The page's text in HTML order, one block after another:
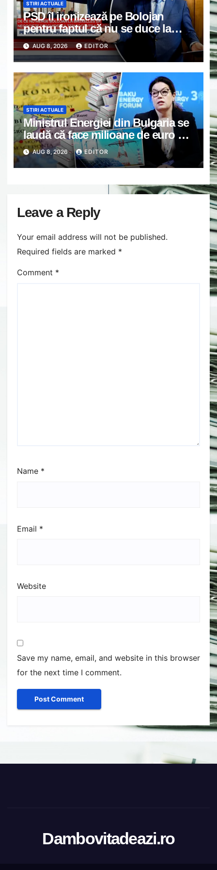
STIRI ACTUALE
PSD îl ironizează pe Bolojan
pentru faptul că nu se duce la
Bruxelles să negocieze
deschiderea termocentralelor:
„Pentru că a dat afară translatorii”
AUG 8, 2026 EDITOR
STIRI ACTUALE
Ministrul Energiei din Bulgaria se
laudă că face milioane de euro pe
spatele crizei energetice din
România. Gândul a documentat
cazul
AUG 8, 2026 EDITOR
Leave a Reply
Your email address will not be published.
Required fields are marked *
Comment *
Name *
Email *
Website
Save my name, email, and website in this browser
for the next time I comment.
Dambovitadeazi.ro